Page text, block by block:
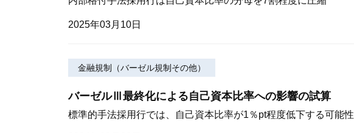
2025年03月10日
金融規制（バーゼル規制その他）
バーゼルⅢ最終化による自己資本比率への影響の試算
標準的手法採用行では、自己資本比率が1％pt程度低下する可能性